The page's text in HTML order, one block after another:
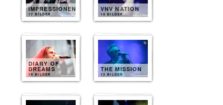
IMPRESSIONEN
17 BILDER
VNV NATION
14 BILDER
DIARY OF
DREAMS
14 BILDER
THE MISSION
13 BILDER